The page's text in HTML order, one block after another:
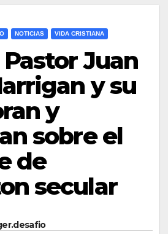
NOTICIAS VIDA CRISTIANA
Pastor Juan
y su
y
sobre el
de
secular